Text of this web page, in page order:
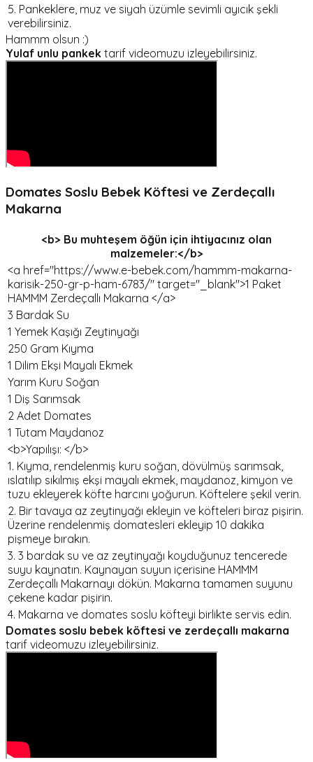
5. Pankeklere, muz ve siyah üzümle sevimli ayıcık şekli
verebilirsiniz.
Hammm olsun :)
Yulaf unlu pankek tarif videomuzu izleyebilirsiniz.
Domates Soslu Bebek Köftesi ve Zerdeçallı
Makarna
<b> Bu muhteşem öğün için ihtiyacınız olan
malzemeler:</b>
<a href="https://www.e-bebek.com/hammm-makarna-
karisik-250-gr-p-ham-6783/" target="_blank">1 Paket
HAMMM Zerdeçallı Makarna </a>
3 Bardak Su
1 Yemek Kaşığı Zeytinyağı
250 Gram Kıyma
1 Dilim Ekşi Mayalı Ekmek
Yarım Kuru Soğan
1 Diş Sarımsak
2 Adet Domates
1 Tutam Maydanoz
<b>Yapılışı: </b>
1. Kıyma, rendelenmiş kuru soğan, dövülmüş sarımsak,
ıslatılıp sıkılmış ekşi mayalı ekmek, maydanoz, kimyon ve
tuzu ekleyerek köfte harcını yoğurun. Köftelere şekil verin.
2. Bir tavaya az zeytinyağı ekleyin ve köfteleri biraz pişirin.
Üzerine rendelenmiş domatesleri ekleyip 10 dakika
pişmeye bırakın.
3. 3 bardak su ve az zeytinyağı koyduğunuz tencerede
suyu kaynatın. Kaynayan suyun içerisine HAMMM
Zerdeçallı Makarnayı dökün. Makarna tamamen suyunu
çekene kadar pişirin.
4. Makarna ve domates soslu köfteyi birlikte servis edin.
Domates soslu bebek köftesi ve zerdeçallı makarna
tarif videomuzu izleyebilirsiniz.